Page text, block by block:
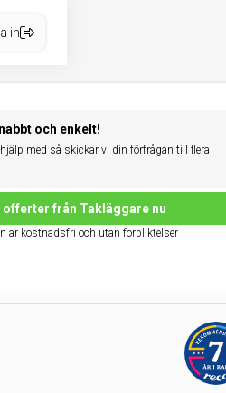
in
och enkelt!
med så skickar vi din förfrågan till flera
offerter från Takläggare nu
är kostnadsfri och utan förpliktelser